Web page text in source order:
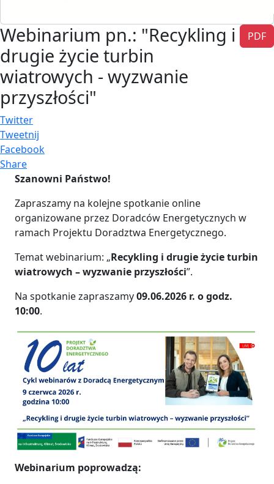
PDF
Webinarium pn.: "Recykling i
drugie życie turbin
wiatrowych - wyzwanie
przyszłości"
Twitter
Tweetnij
Facebook
Share
Szanowni Państwo!
Zapraszamy na kolejne spotkanie online
organizowane przez Doradców Energetycznych w
ramach Projektu Doradztwa Energetycznego.
Temat webinarium: „Recykling i drugie życie turbin
wiatrowych – wyzwanie przyszłości”.
Na spotkanie zapraszamy09.06.2026 r. o godz.
10:00.
Webinarium poprowadzą: